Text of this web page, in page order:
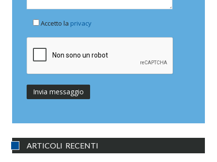
Accetto la privacy
ARTICOLI RECENTI